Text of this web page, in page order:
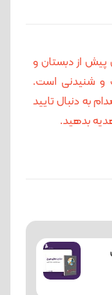
از دبستان و
و شنیدنی است.
به دنبال تایید
بدهید.